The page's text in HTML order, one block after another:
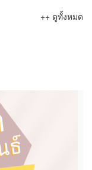
++ ดูทั้งหมด